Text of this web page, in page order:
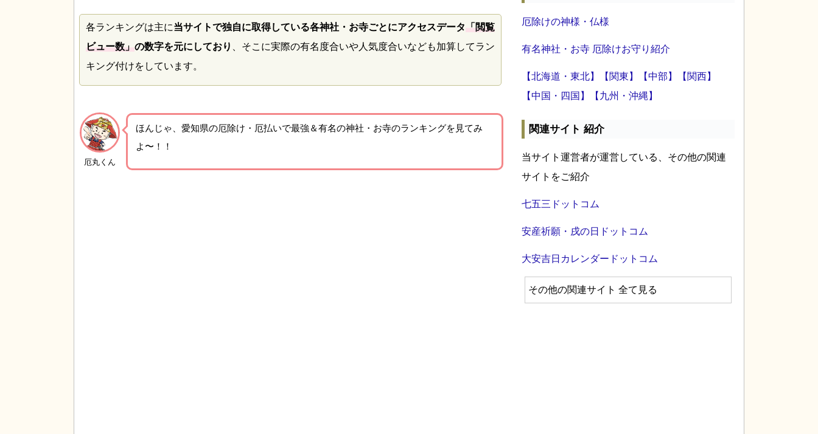
各ランキングは主に当サイトで独自に取得している各神社・お寺ごとにアクセスデータ
「閲覧
ビュー数」 の数字を元にしており
、そこに実際の有名度合いや人気度合いなども加算してラン
キング付けをしています。
厄丸くん
ほんじゃ、愛知県の厄除け・厄払いで最強＆有名の神社・お寺のランキングを見てみ
よ〜！！
厄除けの神様・仏様
有名神社・お寺 厄除けお守り紹介
【北海道・東北】 【関東】 【中部】
【関西】
【中国・四国】
【九州・沖縄】
関連サイト 紹介
当サイト運営者が運営している、その他の関連
サイトをご紹介
七五三ドットコム
安産祈願・戌の日ドットコム
大安吉日カレンダードットコム
その他の関連サイト 全て見る